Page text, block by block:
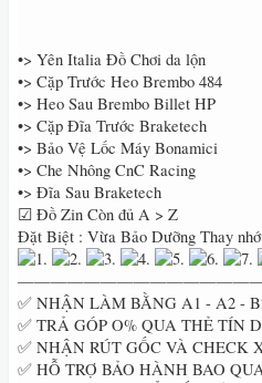
•> Yên Italia Đồ Chơi da lộn
•> Cặp Trước Heo Brembo 484
•> Heo Sau Brembo Billet HP
•> Cặp Đĩa Trước Braketech
•> Bảo Vệ Lốc Máy Bonamici
•> Che Nhông CnC Racing
•> Đĩa Sau Braketech
☑ Đồ Zin Còn đủ A > Z
Đặt Biệt : Vừa Bảo Dưỡng Thay
✅ NHẬN LÀM BẰNG A1 - A2 -
✅ TRẢ GÓP O% QUA THẺ TÍN
✅ NHẬN RÚT GỐC VÀ CHECK
✅ HỖ TRỢ BẢO HÀNH BAO